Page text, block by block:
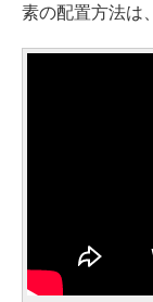
素の配置方法は